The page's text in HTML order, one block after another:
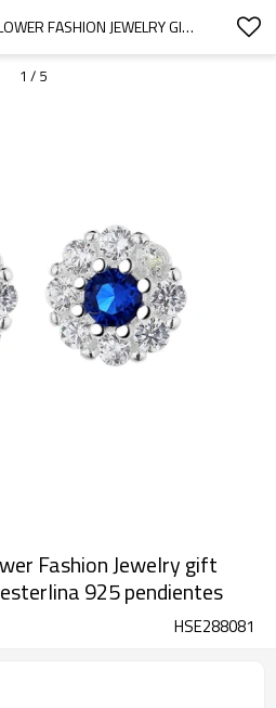
MINIMALISTA BLUE FLOWER FASHION JEWELRY GIFT ZIRCON MUJERES PLATA ESTERLINA 925 PENDIENTES
1 / 5
Fashion Jewelry gift
925 pendientes
HSE288081